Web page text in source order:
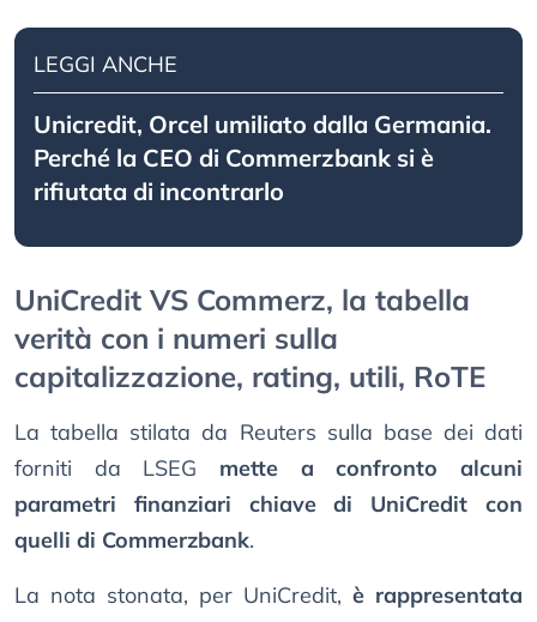
LEGGI ANCHE
Unicredit, Orcel umiliato dalla Germania.
Perché la CEO di Commerzbank si è
rifiutata di incontrarlo
UniCredit VS Commerz, la tabella
verità con i numeri sulla
capitalizzazione, rating, utili, RoTE
La tabella stilata da Reuters sulla base dei dati
forniti da LSEG mette a confronto alcuni
parametri finanziari chiave di UniCredit con
quelli di Commerzbank.
La nota stonata, per UniCredit, è rappresentata